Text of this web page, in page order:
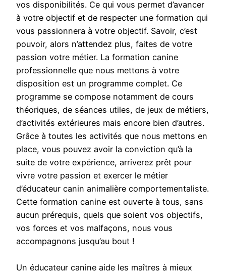
vos disponibilités. Ce qui vous permet d’avancer
à votre objectif et de respecter une formation qui
vous passionnera à votre objectif. Savoir, c’est
pouvoir, alors n’attendez plus, faites de votre
passion votre métier. La formation canine
professionnelle que nous mettons à votre
disposition est un programme complet. Ce
programme se compose notamment de cours
théoriques, de séances utiles, de jeux de métiers,
d’activités extérieures mais encore bien d’autres.
Grâce à toutes les activités que nous mettons en
place, vous pouvez avoir la conviction qu’à la
suite de votre expérience, arriverez prêt pour
vivre votre passion et exercer le métier
d’éducateur canin animalière comportementaliste.
Cette formation canine est ouverte à tous, sans
aucun prérequis, quels que soient vos objectifs,
vos forces et vos malfaçons, nous vous
accompagnons jusqu’au bout !
Un éducateur canine aide les maîtres à mieux